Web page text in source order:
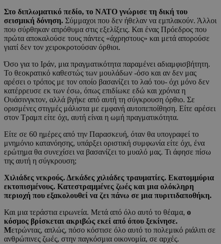
Στο διπλωματικό πεδίο, το ΝΑΤΟ γνώρισε τη δική του
σεισμική δόνηση. Σύμμαχοι που δεν ήθελαν να εμπλακούν. Άλλοι
που σύρθηκαν απρόθυμα στις εξελίξεις. Και ένας Πρόεδρος που
πρώτα αποκαλούσε τους πάντες «άχρηστους» και μετά απορούσε
γιατί δεν τον χειροκροτούσαν όρθιοι.
Όσο για το Ιράν, μια πραγματικότητα παραμένει αδιαμφισβήτητη.
Το θεοκρατικό καθεστώς των μουλάδων -όσο και αν δεν μας
αρέσει ο τρόπος με τον οποίο βασανίζει το λαό του- όχι μόνο δεν
κατέρρευσε εκ των έσω, όπως επιδίωκε εδώ και χρόνια η
Ουάσινγκτον, αλλά βγήκε από αυτή τη σύγκρουση όρθιο. Σε
ορισμένες στιγμές μάλιστα με εμφανή αυτοπεποίθηση. Είτε αρέσει
στον Τραμπ είτε όχι, αυτή είναι η ωμή πραγματικότητα.
Είτε σε 60 ημέρες από την Παρασκευή, όταν θα υπογραφεί το
μνημόνιο κατανόησης, υπάρξει οριστική συμφωνία είτε όχι, ένα
ερώτημα θα συνεχίσει να βασανίζει το μυαλό μας. Τι άφησε πίσω
της αυτή η σύγκρουση;
Χιλιάδες νεκρούς. Δεκάδες χιλιάδες τραυματίες. Εκατομμύρια
εκτοπισμένους. Κατεστραμμένες ζωές και μια ολόκληρη
περιοχή που εξακολουθεί να ζει πάνω σε μια πυριτιδαποθήκη.
Και μια τεράστια ειρωνεία. Μετά από όλο αυτό το θέαμα, ο
κόσμος βρίσκεται ακριβώς εκεί από όπου ξεκίνησε.
Μετρώντας, απλώς, πόσο κόστισε όλο αυτό το πολεμικό ριάλιτι σε
ανθρώπινες ζωές, στην παγκόσμια οικονομία, σε αρχές.